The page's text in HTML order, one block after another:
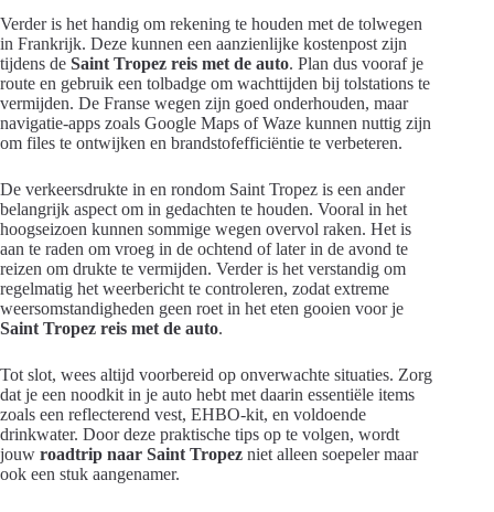
Verder is het handig om rekening te houden met de tolwegen
in Frankrijk. Deze kunnen een aanzienlijke kostenpost zijn
tijdens de Saint Tropez reis met de auto. Plan dus vooraf je
route en gebruik een tolbadge om wachttijden bij tolstations te
vermijden. De Franse wegen zijn goed onderhouden, maar
navigatie-apps zoals Google Maps of Waze kunnen nuttig zijn
om files te ontwijken en brandstofefficiëntie te verbeteren.
De verkeersdrukte in en rondom Saint Tropez is een ander
belangrijk aspect om in gedachten te houden. Vooral in het
hoogseizoen kunnen sommige wegen overvol raken. Het is
aan te raden om vroeg in de ochtend of later in de avond te
reizen om drukte te vermijden. Verder is het verstandig om
regelmatig het weerbericht te controleren, zodat extreme
weersomstandigheden geen roet in het eten gooien voor je
Saint Tropez reis met de auto.
Tot slot, wees altijd voorbereid op onverwachte situaties. Zorg
dat je een noodkit in je auto hebt met daarin essentiële items
zoals een reflecterend vest, EHBO-kit, en voldoende
drinkwater. Door deze praktische tips op te volgen, wordt
jouw roadtrip naar Saint Tropez niet alleen soepeler maar
ook een stuk aangenamer.